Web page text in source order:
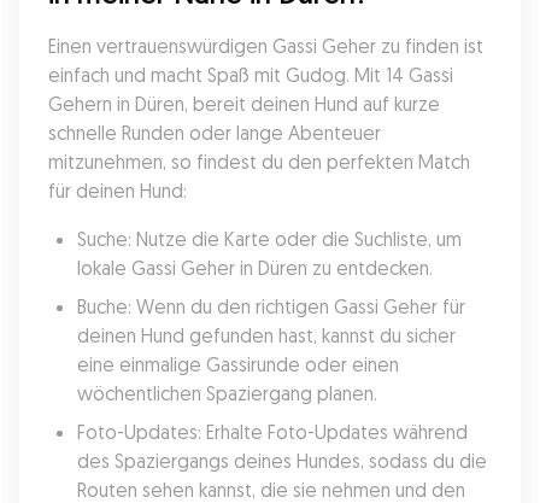
Einen vertrauenswürdigen Gassi Geher zu finden ist
einfach und macht Spaß mit Gudog. Mit 14 Gassi
Gehern in Düren, bereit deinen Hund auf kurze
schnelle Runden oder lange Abenteuer
mitzunehmen, so findest du den perfekten Match
für deinen Hund:
Suche: Nutze die Karte oder die Suchliste, um
lokale Gassi Geher in Düren zu entdecken.
Buche: Wenn du den richtigen Gassi Geher für
deinen Hund gefunden hast, kannst du sicher
eine einmalige Gassirunde oder einen
wöchentlichen Spaziergang planen.
Foto-Updates: Erhalte Foto-Updates während
des Spaziergangs deines Hundes, sodass du die
Routen sehen kannst, die sie nehmen und den